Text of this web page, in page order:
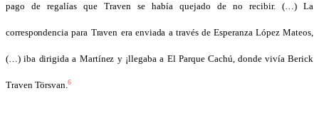
pago de regalías que Traven se había quejado de no recibir. (…) La
correspondencia para Traven era enviada a través de Esperanza López Mateos,
(…) iba dirigida a Martínez y ¡llegaba a El Parque Cachú, donde vivía Berick
Traven Törsvan.6